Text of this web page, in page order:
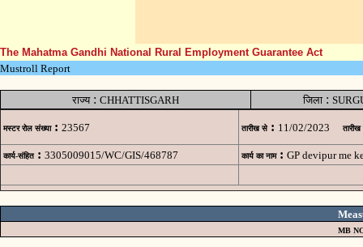
The Mahatma Gandhi National Rural Employment Guarantee Act
Mustroll Report
राज्य: CHHATTISGARH जिला:
मस्टर रोल संख्या : 23567 तारीख से : 11/02/2023 तारीख
कार्य-संहित : 3305009015/WC/GIS/468787 कार्य का नाम : GP devipur me
MB